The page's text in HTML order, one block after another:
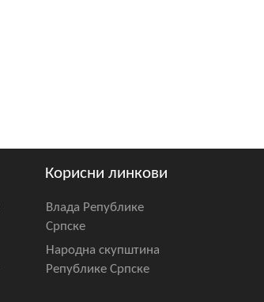
Корисни линкови
Влада Републике
Српске
Народна скупштина
Републике Српске